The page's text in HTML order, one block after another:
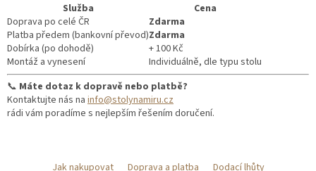
Služba
Cena
Doprava po celé ČR
Zdarma
Platba předem (bankovní převod)Zdarma
Dobírka (po dohodě)
+ 100 Kč
Montáž a vynesení
Individuálně, dle typu stolu
📞 Máte dotaz k dopravě nebo platbě?
Kontaktujte nás na info@stolynamiru.cz
rádi vám poradíme s nejlepším řešením doručení.
Jak nakupovat Doprava a platba Dodací lhůty